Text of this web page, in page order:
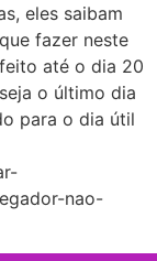
eles saibam
fazer neste
até o dia 20
o último dia
para o dia útil
nao-